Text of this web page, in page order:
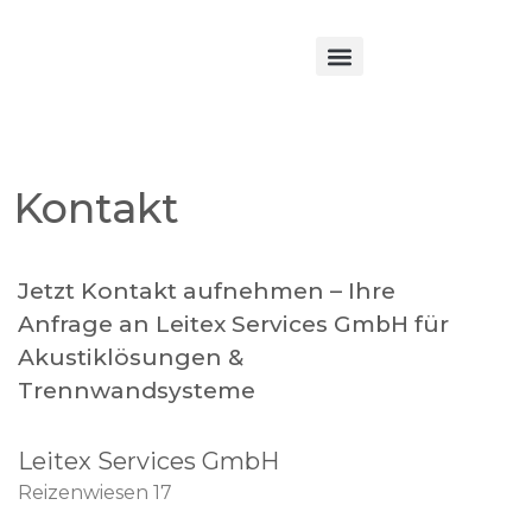
Kontakt
Jetzt Kontakt aufnehmen – Ihre
Anfrage an Leitex Services GmbH für
Akustiklösungen &
Trennwandsysteme
Leitex Services GmbH
Reizenwiesen 17